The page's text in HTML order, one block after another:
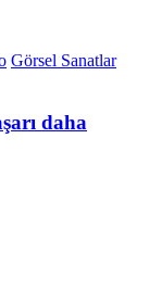
Görsel Sanatlar
daha